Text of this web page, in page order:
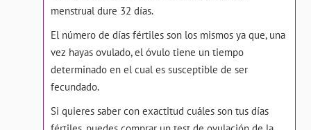
menstrual dure 32 días.
El número de días fértiles son los mismos ya que, una
vez hayas ovulado, el óvulo tiene un tiempo
determinado en el cual es susceptible de ser
fecundado.
Si quieres saber con exactitud cuáles son tus días